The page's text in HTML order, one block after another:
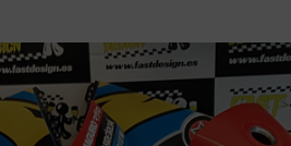
para trabajos más